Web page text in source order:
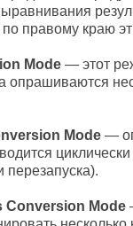
правому краю
Mode — этот
опрашиваются
Mode —
циклически
перезапуска).
Conversion Mode